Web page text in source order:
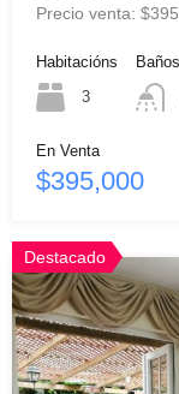
Precio venta:
Habitacións
3
Baños
En Venta
$395,000
Destacado